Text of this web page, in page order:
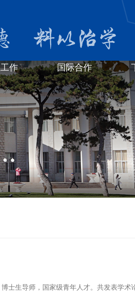
作 国际合作
生导师，国家级青年人才。共发表学术